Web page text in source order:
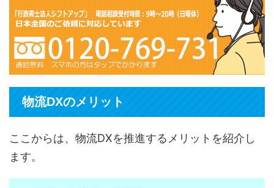
物流DXのメリット
ここからは、物流DXを推進するメリットを紹介し
ます。